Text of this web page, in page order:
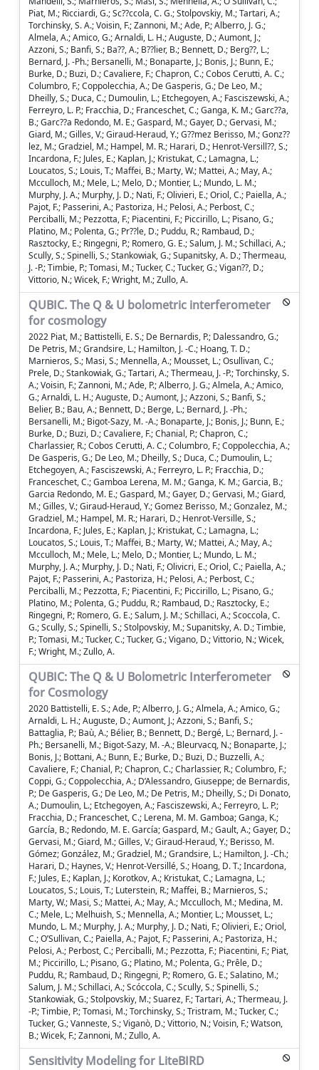
Piat, M.; Ricciardi, G.; Sc??ccola, C. G.; Stolpovskiy, M.; Tartari, A.;
Torchinsky, S. A.; Voisin, F.; Zannoni, M.; Ade, P.; Alberro, J. G.;
Almela, A.; Amico, G.; Arnaldi, L. H.; Auguste, D.; Aumont, J.;
Azzoni, S.; Banfi, S.; Ba??, A.; B??lier, B.; Bennett, D.; Berg??, L.;
Bernard, J. -Ph.; Bersanelli, M.; Bonaparte, J.; Bonis, J.; Bunn, E.;
Burke, D.; Buzi, D.; Cavaliere, F.; Chapron, C.; Cobos Cerutti, A. C.;
Columbro, F.; Coppolecchia, A.; De Gasperis, G.; De Leo, M.;
Dheilly, S.; Duca, C.; Dumoulin, L.; Etchegoyen, A.; Fasciszewski, A.;
Ferreyro, L. P.; Fracchia, D.; Franceschet, C.; Ganga, K. M.; Garc??a,
B.; Garc??a Redondo, M. E.; Gaspard, M.; Gayer, D.; Gervasi, M.;
Giard, M.; Gilles, V.; Giraud-Heraud, Y.; G??mez Berisso, M.; Gonz??
lez, M.; Gradziel, M.; Hampel, M. R.; Harari, D.; Henrot-Versill??, S.;
Incardona, F.; Jules, E.; Kaplan, J.; Kristukat, C.; Lamagna, L.;
Loucatos, S.; Louis, T.; Maffei, B.; Marty, W.; Mattei, A.; May, A.;
Mcculloch, M.; Mele, L.; Melo, D.; Montier, L.; Mundo, L. M.;
Murphy, J. A.; Murphy, J. D.; Nati, F.; Olivieri, E.; Oriol, C.; Paiella, A.;
Pajot, F.; Passerini, A.; Pastoriza, H.; Pelosi, A.; Perbost, C.;
Perciballi, M.; Pezzotta, F.; Piacentini, F.; Piccirillo, L.; Pisano, G.;
Platino, M.; Polenta, G.; Pr??le, D.; Puddu, R.; Rambaud, D.;
Rasztocky, E.; Ringegni, P.; Romero, G. E.; Salum, J. M.; Schillaci, A.;
Scully, S.; Spinelli, S.; Stankowiak, G.; Supanitsky, A. D.; Thermeau,
J. -P.; Timbie, P.; Tomasi, M.; Tucker, C.; Tucker, G.; Vigan??, D.;
Vittorio, N.; Wicek, F.; Wright, M.; Zullo, A.
QUBIC. The Q & U bolometric interferometer
for cosmology
2022 Piat, M.; Battistelli, E. S.; De Bernardis, P.; Dalessandro, G.;
De Petris, M.; Grandsire, L.; Hamilton, J. -C.; Hoang, T. D.;
Marnieros, S.; Masi, S.; Mennella, A.; Mousset, L.; Osullivan, C.;
Prele, D.; Stankowiak, G.; Tartari, A.; Thermeau, J. -P.; Torchinsky, S.
A.; Voisin, F.; Zannoni, M.; Ade, P.; Alberro, J. G.; Almela, A.; Amico,
G.; Arnaldi, L. H.; Auguste, D.; Aumont, J.; Azzoni, S.; Banfi, S.;
Belier, B.; Bau, A.; Bennett, D.; Berge, L.; Bernard, J. -Ph.;
Bersanelli, M.; Bigot-Sazy, M. -A.; Bonaparte, J.; Bonis, J.; Bunn, E.;
Burke, D.; Buzi, D.; Cavaliere, F.; Chanial, P.; Chapron, C.;
Charlassier, R.; Cobos Cerutti, A. C.; Columbro, F.; Coppolecchia, A.;
De Gasperis, G.; De Leo, M.; Dheilly, S.; Duca, C.; Dumoulin, L.;
Etchegoyen, A.; Fasciszewski, A.; Ferreyro, L. P.; Fracchia, D.;
Franceschet, C.; Gamboa Lerena, M. M.; Ganga, K. M.; Garcia, B.;
Garcia Redondo, M. E.; Gaspard, M.; Gayer, D.; Gervasi, M.; Giard,
M.; Gilles, V.; Giraud-Heraud, Y.; Gomez Berisso, M.; Gonzalez, M.;
Gradziel, M.; Hampel, M. R.; Harari, D.; Henrot-Versille, S.;
Incardona, F.; Jules, E.; Kaplan, J.; Kristukat, C.; Lamagna, L.;
Loucatos, S.; Louis, T.; Maffei, B.; Marty, W.; Mattei, A.; May, A.;
Mcculloch, M.; Mele, L.; Melo, D.; Montier, L.; Mundo, L. M.;
Murphy, J. A.; Murphy, J. D.; Nati, F.; Olivicri, E.; Oriol, C.; Paiella, A.;
Pajot, F.; Passerini, A.; Pastoriza, H.; Pelosi, A.; Perbost, C.;
Perciballi, M.; Pezzotta, F.; Piacentini, F.; Piccirillo, L.; Pisano, G.;
Platino, M.; Polenta, G.; Puddu, R.; Rambaud, D.; Rasztocky, E.;
Ringegni, P.; Romero, G. E.; Salum, J. M.; Schillaci, A.; Scoccola, C.
G.; Scully, S.; Spinelli, S.; Stolpovskiy, M.; Supanitsky, A. D.; Timbie,
P.; Tomasi, M.; Tucker, C.; Tucker, G.; Vigano, D.; Vittorio, N.; Wicek,
F.; Wright, M.; Zullo, A.
QUBIC: The Q & U Bolometric Interferometer
for Cosmology
2020 Battistelli, E. S.; Ade, P.; Alberro, J. G.; Almela, A.; Amico, G.;
Arnaldi, L. H.; Auguste, D.; Aumont, J.; Azzoni, S.; Banfi, S.;
Battaglia, P.; Baù, A.; Bélier, B.; Bennett, D.; Bergé, L.; Bernard, J. -
Ph.; Bersanelli, M.; Bigot-Sazy, M. -A.; Bleurvacq, N.; Bonaparte, J.;
Bonis, J.; Bottani, A.; Bunn, E.; Burke, D.; Buzi, D.; Buzzelli, A.;
Cavaliere, F.; Chanial, P.; Chapron, C.; Charlassier, R.; Columbro, F.;
Coppi, G.; Coppolecchia, A.; D’Alessandro, Giuseppe; de Bernardis,
P.; De Gasperis, G.; De Leo, M.; De Petris, M.; Dheilly, S.; Di Donato,
A.; Dumoulin, L.; Etchegoyen, A.; Fasciszewski, A.; Ferreyro, L. P.;
Fracchia, D.; Franceschet, C.; Lerena, M. M. Gamboa; Ganga, K.;
García, B.; Redondo, M. E. García; Gaspard, M.; Gault, A.; Gayer, D.;
Gervasi, M.; Giard, M.; Gilles, V.; Giraud-Heraud, Y.; Berisso, M.
Gómez; González, M.; Gradziel, M.; Grandsire, L.; Hamilton, J. -Ch.;
Harari, D.; Haynes, V.; Henrot-Versillé, S.; Hoang, D. T.; Incardona,
F.; Jules, E.; Kaplan, J.; Korotkov, A.; Kristukat, C.; Lamagna, L.;
Loucatos, S.; Louis, T.; Luterstein, R.; Maffei, B.; Marnieros, S.;
Marty, W.; Masi, S.; Mattei, A.; May, A.; Mcculloch, M.; Medina, M.
C.; Mele, L.; Melhuish, S.; Mennella, A.; Montier, L.; Mousset, L.;
Mundo, L. M.; Murphy, J. A.; Murphy, J. D.; Nati, F.; Olivieri, E.; Oriol,
C.; O’Sullivan, C.; Paiella, A.; Pajot, F.; Passerini, A.; Pastoriza, H.;
Pelosi, A.; Perbost, C.; Perciballi, M.; Pezzotta, F.; Piacentini, F.; Piat,
M.; Piccirillo, L.; Pisano, G.; Platino, M.; Polenta, G.; Prêle, D.;
Puddu, R.; Rambaud, D.; Ringegni, P.; Romero, G. E.; Salatino, M.;
Salum, J. M.; Schillaci, A.; Scóccola, C.; Scully, S.; Spinelli, S.;
Stankowiak, G.; Stolpovskiy, M.; Suarez, F.; Tartari, A.; Thermeau, J.
-P.; Timbie, P.; Tomasi, M.; Torchinsky, S.; Tristram, M.; Tucker, C.;
Tucker, G.; Vanneste, S.; Viganò, D.; Vittorio, N.; Voisin, F.; Watson,
B.; Wicek, F.; Zannoni, M.; Zullo, A.
Sensitivity Modeling for LiteBIRD